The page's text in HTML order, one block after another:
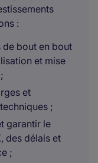
:
bout en bout
et mise
et
;
garantir le
des délais et
;